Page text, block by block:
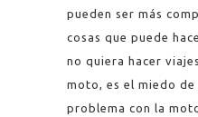
pueden ser más
cosas que puede
no quiera hacer
moto, es el miedo de
problema con la